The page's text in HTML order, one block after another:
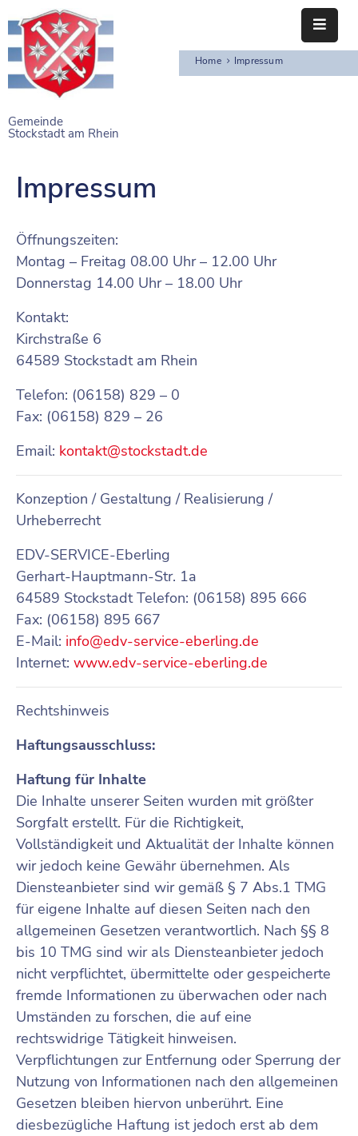
Gemeinde
Stockstadt am Rhein
STARTSEITE
BÜRGERSERVICE
EINRICHTUNGEN
FREIZEITEINRICHTUNGEN
VEREINE
Home Impressum
Impressum
Öffnungszeiten:
Montag – Freitag 08.00 Uhr – 12.00 Uhr
Donnerstag 14.00 Uhr – 18.00 Uhr
Kontakt:
Kirchstraße 6
64589 Stockstadt am Rhein
Telefon: (06158) 829 – 0
Fax: (06158) 829 – 26
Email: kontakt@stockstadt.de
Konzeption / Gestaltung / Realisierung /
Urheberrecht
EDV-SERVICE-Eberling
Gerhart-Hauptmann-Str. 1a
64589 Stockstadt Telefon: (06158) 895 666
Fax: (06158) 895 667
E-Mail: info@edv-service-eberling.de
Internet: www.edv-service-eberling.de
Rechtshinweis
Haftungsausschluss:
Haftung für Inhalte
Die Inhalte unserer Seiten wurden mit größter
Sorgfalt erstellt. Für die Richtigkeit,
Vollständigkeit und Aktualität der Inhalte können
wir jedoch keine Gewähr übernehmen. Als
Diensteanbieter sind wir gemäß § 7 Abs.1 TMG
für eigene Inhalte auf diesen Seiten nach den
allgemeinen Gesetzen verantwortlich. Nach §§ 8
bis 10 TMG sind wir als Diensteanbieter jedoch
nicht verpflichtet, übermittelte oder gespeicherte
fremde Informationen zu überwachen oder nach
Umständen zu forschen, die auf eine
rechtswidrige Tätigkeit hinweisen.
Verpflichtungen zur Entfernung oder Sperrung der
Nutzung von Informationen nach den allgemeinen
Gesetzen bleiben hiervon unberührt. Eine
diesbezügliche Haftung ist jedoch erst ab dem